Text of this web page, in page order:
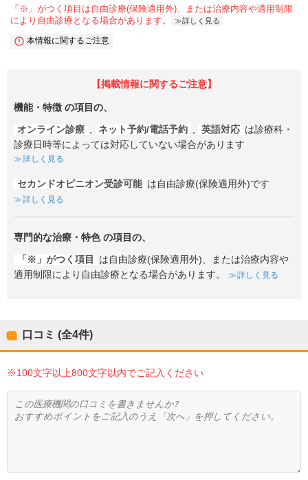
「※」がつく項目は自由診療(保険適用外)、または治療内容や適用制限
により自由診療となる場合があります。
詳しく見る
本情報に関するご注意
【掲載情報に関するご注意】
機能・特徴 の項目の、
オンライン診療 , ネット予約/電話予約 , 英語対応 は診療科・
診療日時等によっては対応していない場合があります
詳しく見る
セカンドオピニオン受診可能 は自由診療(保険適用外)です
詳しく見る
専門的な治療・特色の項目の、
「※」がつく項目
は自由診療(保険適用外)、または治療内容や
適用制限により自由診療となる場合があります。
詳しく見る
口コミ (全4件)
※100文字以上800文字以内でご記入ください